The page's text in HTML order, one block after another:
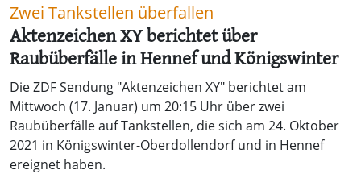
Zwei Tankstellen überfallen
Aktenzeichen XY berichtet über
Raubüberfälle in Hennef und Königswinter
Die ZDF Sendung "Aktenzeichen XY" berichtet am
Mittwoch (17. Januar) um 20:15 Uhr über zwei
Raubüberfälle auf Tankstellen, die sich am 24. Oktober
2021 in Königswinter-Oberdollendorf und in Hennef
ereignet haben.